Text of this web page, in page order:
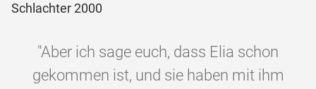
Schlachter 2000
"Aber ich sage euch, dass Elia schon
gekommen ist, und sie haben mit ihm